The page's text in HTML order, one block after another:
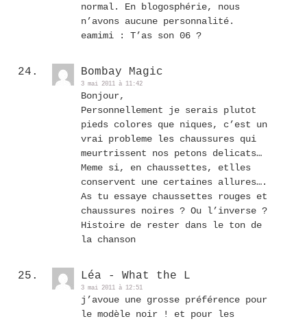
normal. En blogosphérie, nous
n’avons aucune personnalité.
eamimi : T’as son 06 ?
Bombay Magic
3 mai 2011 à 11:42
Bonjour,
Personnellement je serais plutot
pieds colores que niques, c’est un
vrai probleme les chaussures qui
meurtrissent nos petons delicats…
Meme si, en chaussettes, etlles
conservent une certaines allures….
As tu essaye chaussettes rouges et
chaussures noires ? Ou l’inverse ?
Histoire de rester dans le ton de
la chanson
Léa - What the L
3 mai 2011 à 12:51
j’avoue une grosse préférence pour
le modèle noir ! et pour les